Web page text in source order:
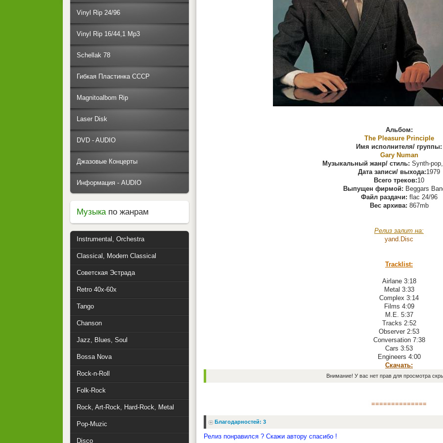
Альбом:
The Pleasure Principle
Имя исполнителя/ группы:
Gary Numan
Музыкальный жанр/ стиль: Synth-
Дата записи/ выхода:1979
Всего треков:10
Выпущен фирмой: Beggars
Файл раздачи: flac 24/96
Вес архива: 867mb
Релиз залит на:
yand.Disс
Tracklist:
Airlane 3:18
Metal 3:33
Complex 3:14
Films 4:09
M.E. 5:37
Tracks 2:52
Observer 2:53
Conversation 7:38
Cars 3:53
Engineers 4:00
Скачать:
Внимание! У вас нет прав для просмотра
==============
Благодарностей: 3
Релиз понравился ? Скажи автору спасибо !
Vinyl Rip 24/96
Vinyl Rip 16/44,1 Mp3
Schellak 78
Гибкая Пластинка СССР
Magnitoalbom Rip
Laser Disk
DVD - AUDIO
Джазовые Концерты
Информация - AUDIO
Музыкапо жанрам
Instrumental, Orchestra
Classical, Modern Classical
Советская Эстрада
Retro 40x-60x
Tango
Chanson
Jazz, Blues, Soul
Bossa Nova
Rock-n-Roll
Folk-Rock
Rock, Art-Rock, Hard-Rock, Metal
Pop-Muzic
Disco